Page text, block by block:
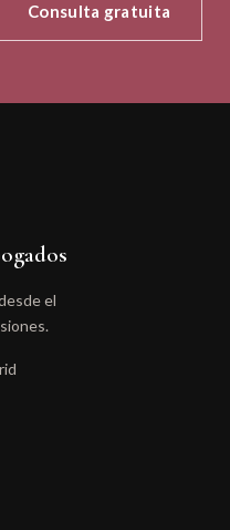
Consulta gratuita
el